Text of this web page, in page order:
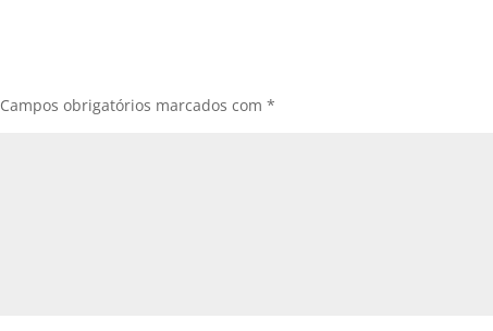
Campos obrigatórios marcados com*